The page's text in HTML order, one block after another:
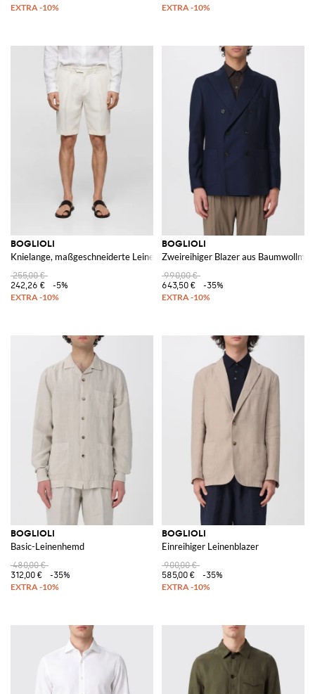
BOGLIOLI
Knielange, maßgeschneiderte Leinen-Shorts mit Eingrifftaschen
255,00 €
242,26 €
-5%
BOGLIOLI
Zweireihiger Blazer aus
990,00 €
643,50 €
-35%
BOGLIOLI
Basic-Leinenhemd
480,00 €
312,00 €
-35%
BOGLIOLI
Einreihiger Leinenblazer
900,00 €
585,00 €
-35%